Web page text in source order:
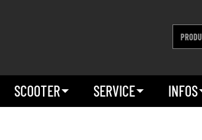
SCOOTER SERVICE INFOS